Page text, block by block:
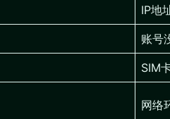
IP地
账号
SIM
网络